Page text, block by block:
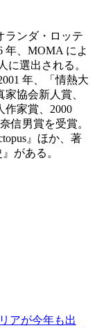
ランダ・ロッテ
年、MOMA によ
に選出される。
年、「情熱大
協会新人賞、
作家賞、2000
信男賞を受賞。
』ほか、著
がある。
アが今年も出